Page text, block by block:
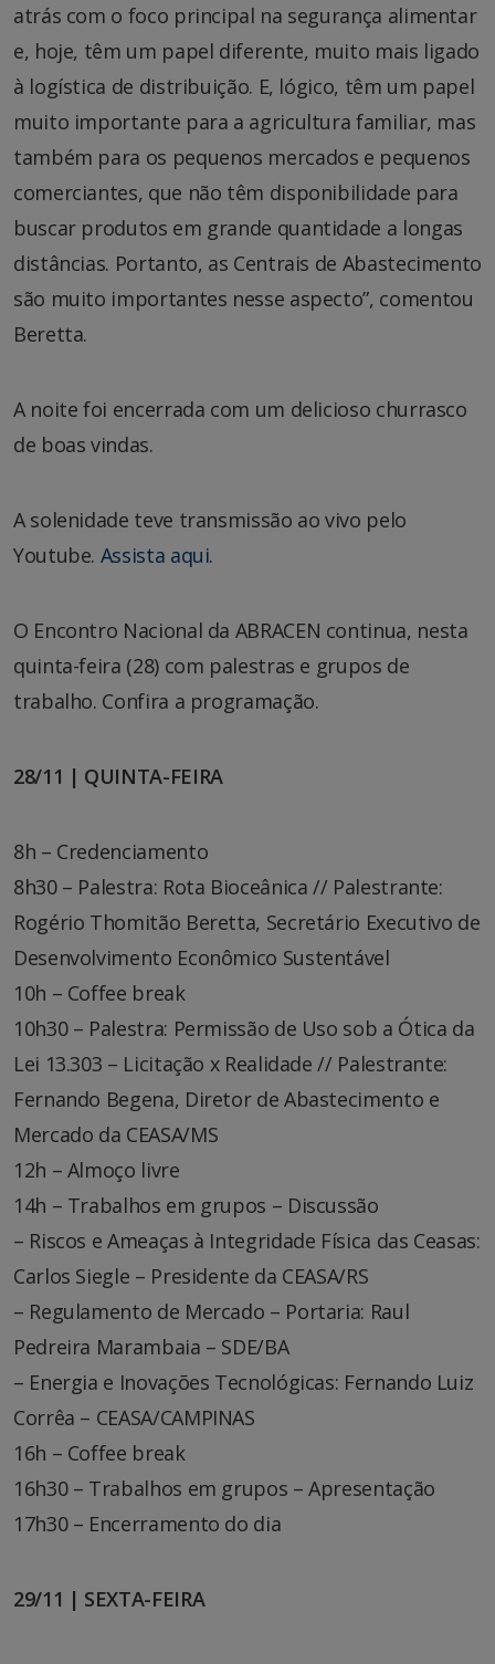
atrás com o foco principal na segurança alimentar
e, hoje, têm um papel diferente, muito mais ligado
à logística de distribuição. E, lógico, têm um papel
muito importante para a agricultura familiar, mas
também para os pequenos mercados e pequenos
comerciantes, que não têm disponibilidade para
buscar produtos em grande quantidade a longas
distâncias. Portanto, as Centrais de Abastecimento
são muito importantes nesse aspecto”, comentou
Beretta.
A noite foi encerrada com um delicioso churrasco
de boas vindas.
A solenidade teve transmissão ao vivo pelo
Youtube. Assista aqui.
O Encontro Nacional da ABRACEN continua, nesta
quinta-feira (28) com palestras e grupos de
trabalho. Confira a programação.
28/11 | QUINTA-FEIRA
8h – Credenciamento
8h30 – Palestra: Rota Bioceânica // Palestrante:
Rogério Thomitão Beretta, Secretário Executivo de
Desenvolvimento Econômico Sustentável
10h – Coffee break
10h30 – Palestra: Permissão de Uso sob a Ótica da
Lei 13.303 – Licitação x Realidade // Palestrante:
Fernando Begena, Diretor de Abastecimento e
Mercado da CEASA/MS
12h – Almoço livre
14h – Trabalhos em grupos – Discussão
– Riscos e Ameaças à Integridade Física das Ceasas:
Carlos Siegle – Presidente da CEASA/RS
– Regulamento de Mercado – Portaria: Raul
Pedreira Marambaia – SDE/BA
– Energia e Inovações Tecnológicas: Fernando Luiz
Corrêa – CEASA/CAMPINAS
16h – Coffee break
16h30 – Trabalhos em grupos – Apresentação
17h30 – Encerramento do dia
29/11 | SEXTA-FEIRA